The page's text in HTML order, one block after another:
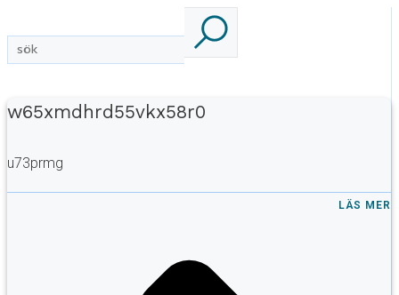
w65xmdhrd55vkx58r0
u73prmg
LÄS MER